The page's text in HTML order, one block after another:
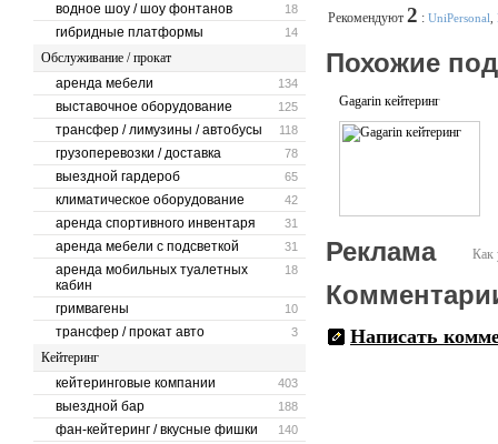
18
водное шоу / шоу фонтанов
14
гибридные платформы
Обслуживание / прокат
134
аренда мебели
125
выставочное оборудование
118
трансфер / лимузины / автобусы
78
грузоперевозки / доставка
65
выездной гардероб
42
климатическое оборудование
31
аренда спортивного инвентаря
31
аренда мебели с подсветкой
18
аренда мобильных туалетных
кабин
10
гримвагены
3
трансфер / прокат авто
Кейтеринг
403
кейтеринговые компании
188
выездной бар
140
фан-кейтеринг / вкусные фишки
Рекомендуют 2 : UniPersonal
Похожие
Gagarin кейтеринг
Как
Реклама
Написать